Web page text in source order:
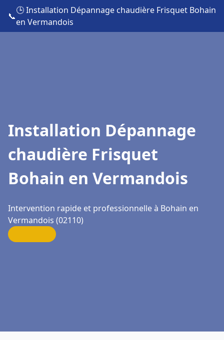
📞
🕒 Installation Dépannage chaudière Frisquet Bohain
en Vermandois
Installation Dépannage
chaudière Frisquet
Bohain en Vermandois
Intervention rapide et professionnelle à Bohain en
Vermandois (02110)